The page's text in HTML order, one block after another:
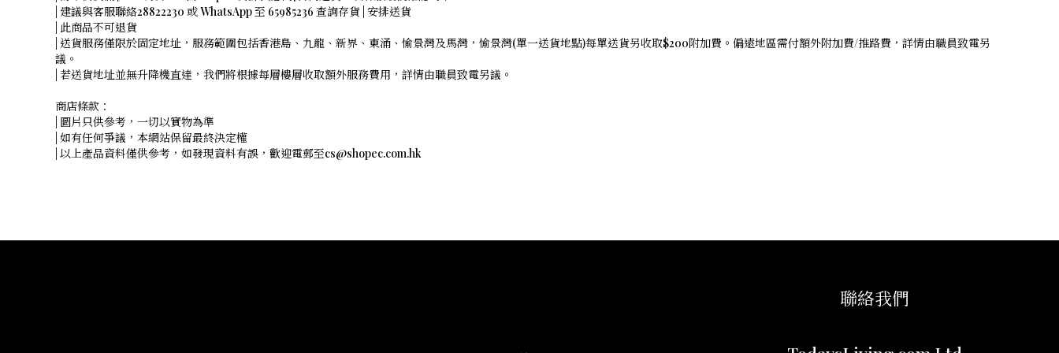
| 建議與客服聯絡28822230 或 WhatsApp 至 65985236 查詢存貨 | 安排送貨
| 此商品不可退貨
| 送貨服務僅限於固定地址，服務範圍包括香港島、九龍、新界、東涌、愉景灣及馬灣，愉景灣(單一送貨地點)每單送貨另收取$200附加費。偏遠地區需付額外附加費/推路費，詳情由職員致電另
議。
| 若送貨地址並無升降機直達，我們將根據每層樓層收取額外服務費用，詳情由職員致電另議。
商店條款：
| 圖片只供參考，一切以實物為準
| 如有任何爭議，本網站保留最終決定權
| 以上產品資料僅供參考，如發現資料有誤，歡迎電郵至cs@shopec.com.hk
聯絡我們